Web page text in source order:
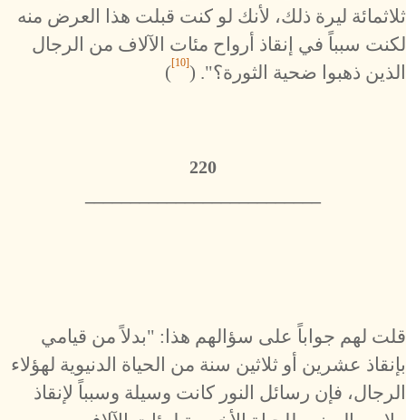
ثلاثمائة ليرة ذلك، لأنك لو كنت قبلت هذا العرض منه
لكنت سبباً في إنقاذ أرواح مئات الآلاف من الرجال
الذين ذهبوا ضحية الثورة؟". ([10]
)
220
قلت لهم جواباً على سؤالهم هذا: "بدلاً من قيامي
بإنقاذ عشرين أو ثلاثين سنة من الحياة الدنيوية لهؤلاء
الرجال، فإن رسائل النور كانت وسيلة وسبباً لإنقاذ